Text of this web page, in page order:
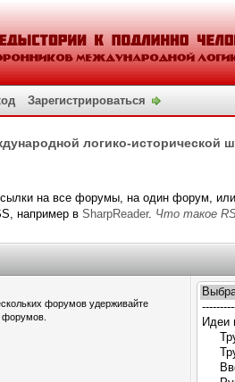
Зарегистрироваться
логико-исторической
на все форумы, на один форум,
например в SharpReader. Что такое
форумов удерживайте